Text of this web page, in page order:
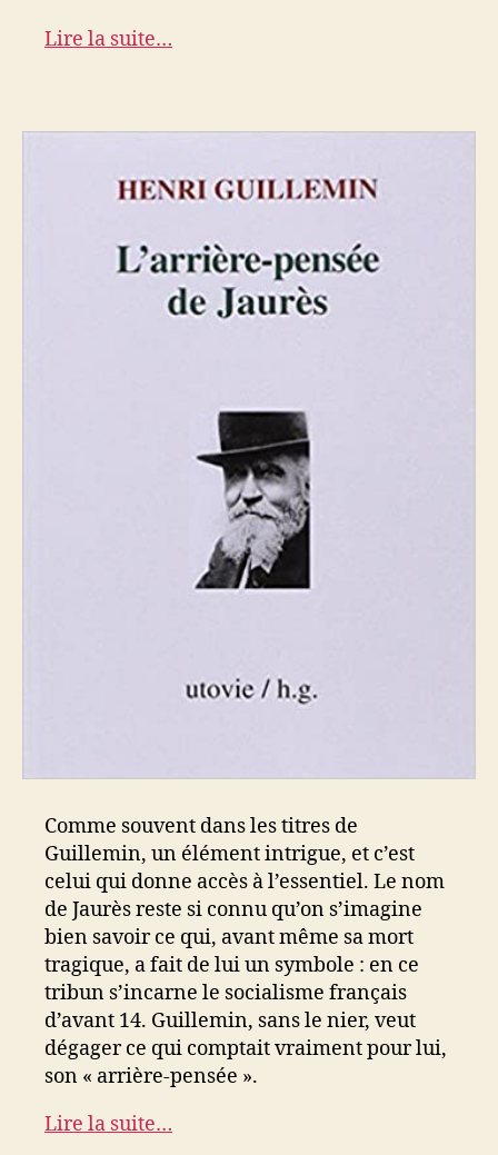
Lire la suite…
Comme souvent dans les titres de
Guillemin, un élément intrigue, et c’est
celui qui donne accès à l’essentiel. Le nom
de Jaurès reste si connu qu’on s’imagine
bien savoir ce qui, avant même sa mort
tragique, a fait de lui un symbole : en ce
tribun s’incarne le socialisme français
d’avant 14. Guillemin, sans le nier, veut
dégager ce qui comptait vraiment pour lui,
son « arrière-pensée ».
Lire la suite…